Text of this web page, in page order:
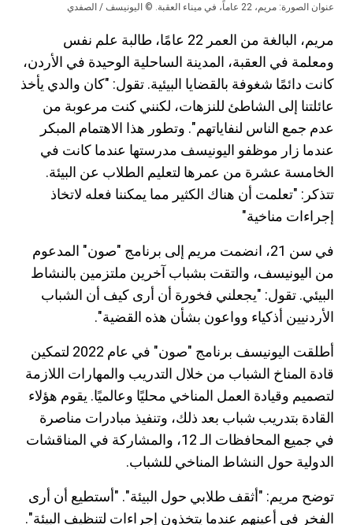
عنوان الصورة: مريم، 22 عاماً، في ميناء العقبة. © اليونيسف / الصفدي
مريم، البالغة من العمر 22 عامًا، طالبة علم نفس
ومعلمة في العقبة، المدينة الساحلية الوحيدة في الأردن،
كانت دائمًا شغوفة بالقضايا البيئية. تقول: "كان والدي يأخذ
عائلتنا إلى الشاطئ للنزهات، لكنني كنت مرعوبة من
عدم جمع الناس لنفاياتهم". وتطور هذا الاهتمام المبكر
عندما زار موظفو اليونيسف مدرستها عندما كانت في
الخامسة عشرة من عمرها لتعليم الطلاب عن البيئة.
تتذكر: "تعلمت أن هناك الكثير مما يمكننا فعله لاتخاذ
إجراءات مناخية"
في سن 21، انضمت مريم إلى برنامج "صون" المدعوم
من اليونيسف، والتقت بشباب آخرين ملتزمين بالنشاط
البيئي. تقول: "يجعلني فخورة أن أرى كيف أن الشباب
الأردنيين أذكياء وواعون بشأن هذه القضية".
أطلقت اليونيسف برنامج "صون" في عام 2022 لتمكين
قادة المناخ الشباب من خلال التدريب والمهارات اللازمة
لتصميم وقيادة العمل المناخي محليًا وعالميًا. يقوم هؤلاء
القادة بتدريب شباب بعد ذلك، وتنفيذ مبادرات مناصرة
في جميع المحافظات الـ 12، والمشاركة في المناقشات
الدولية حول النشاط المناخي للشباب.
توضح مريم: "أثقف طلابي حول البيئة". "أستطيع أن أرى
الفخر في أعينهم عندما يتخذون إجراءات لتنظيف البيئة".